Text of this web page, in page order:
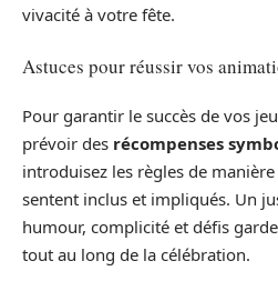
vivacité à votre fête.
Astuces pour réussir vos
Pour garantir le succès de vos
prévoir des récompenses
introduisez les règles de
sentent inclus et impliqués. Un
humour, complicité et défis
tout au long de la célébration.